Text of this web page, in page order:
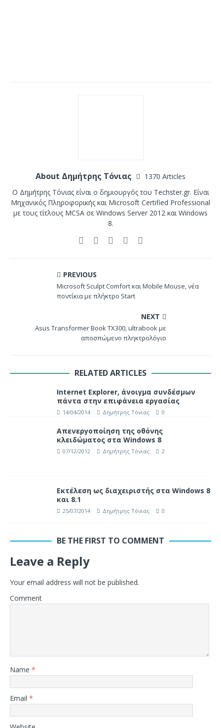
About Δημήτρης Τόνιας
1370 Articles
Ο Δημήτρης Τόνιας είναι ο δημιουργός του Techster.gr. Είναι
Μηχανικός Πληροφορικής και Microsoft Certified Professional
με τους τίτλους MCSA σε Windows Server 2012 και Windows
8.
PREVIOUS
Microsoft Sculpt Comfort και Mobile Mouse, νέα
ποντίκια με πλήκτρο Start
NEXT
Asus Transformer Book TX300, ultrabook με
αποσπώμενο πληκτρολόγιο
RELATED ARTICLES
Internet Explorer, άνοιγμα συνδέσμων
πάντα στην επιφάνεια εργασίας
14/04/2014 Δημήτρης Τόνιας 0
Απενεργοποίηση της οθόνης
κλειδώματος στα Windows 8
07/12/2012 Δημήτρης Τόνιας 2
Εκτέλεση ως διαχειριστής στα Windows 8
και 8.1
25/07/2014 Δημήτρης Τόνιας 0
BE THE FIRST TO COMMENT
Leave a Reply
Your email address will not be published.
Comment
Name *
Email *